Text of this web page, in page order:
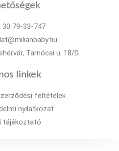
linkek
feltételek
nyilatkozat
tájékoztató
30 79-33-747
Tarnócai u. 18/D